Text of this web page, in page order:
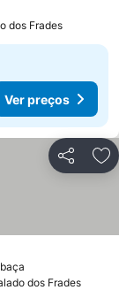
dos Frades
Ver preços
Partilhar
dos Frades